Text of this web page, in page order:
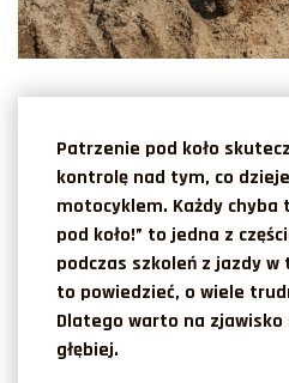
Patrzenie pod koło
kontrolę nad tym, co
motocyklem. Każdy chyba
pod koło!” to jedna z
podczas szkoleń z jazdy
to powiedzieć, o wiele
Dlatego warto na zjawisko
głębiej.